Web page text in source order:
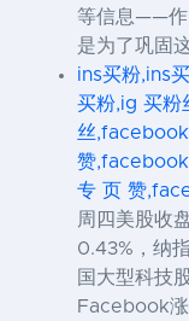
等信息——作
是为了巩固
ins买粉,ins
买粉,ig 买粉
丝
赞
专 页 赞
周四美股收
0.43%，纳
国大型科技
Facebook涨